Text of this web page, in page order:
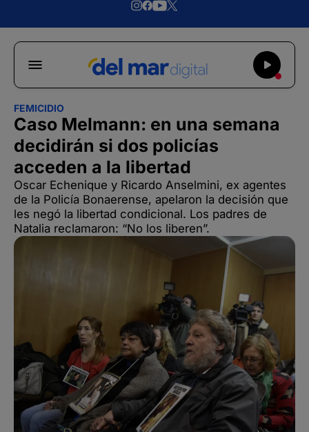
FEMICIDIO
Caso Melmann: en una semana
decidirán si dos policías
acceden a la libertad
Oscar Echenique y Ricardo Anselmini, ex agentes
de la Policía Bonaerense, apelaron la decisión que
les negó la libertad condicional. Los padres de
Natalia reclamaron: “No los liberen”.